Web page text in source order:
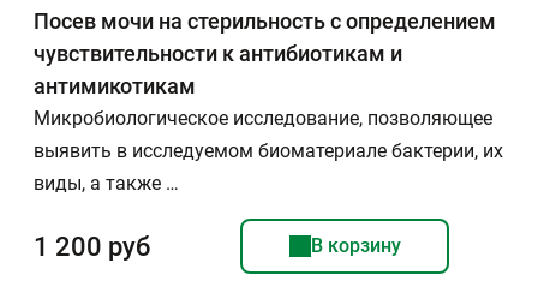
Посев мочи на стерильность с определением
чувствительности к антибиотикам и
антимикотикам
Микробиологическое исследование, позволяющее
выявить в исследуемом биоматериале бактерии, их
виды, а также …
1 200 руб В корзину